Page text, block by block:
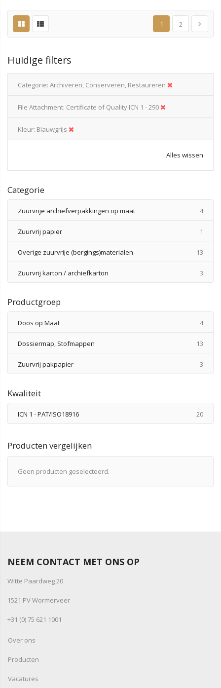
1 2
Huidige filters
Categorie Archiveren, Conserveren, Restaureren
File Attachment Certificate of Quality ICN 1 - 290
Kleur Blauwgrijs
Alles wissen
Categorie
Zuurvrije archiefverpakkingen op maat 4
Zuurvrij papier 1
Overige zuurvrije (bergings)materialen 13
Zuurvrij karton / archiefkarton 3
Productgroep
Doos op Maat 4
Dossiermap, Stofmappen 13
Zuurvrij pakpapier 3
Kwaliteit
ICN 1 - PAT/ISO18916 20
Producten vergelijken
Geen producten geselecteerd.
NEEM CONTACT MET ONS OP
Witte Paardweg 20
1521 PV Wormerveer
+31 (0) 75 621 1001
Over ons
Producten
Vacatures